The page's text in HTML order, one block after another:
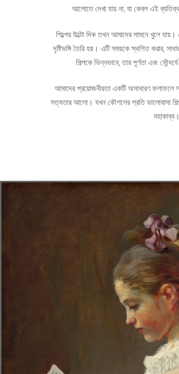
আলোতে দেখা যায় না, যা কেবল এই
শিল্পের উল্টো দিক তখন আমাদের সামনে খুলে
দৃষ্টিভঙ্গি তৈরি হয়। এটি সময়কে স্থগিত করার,
শিল্পকে ভিন্নভাবে, তার পূর্ণতা এবং
আমাদের প্রয়োজনীয়তা একটি অসাধারণ ফলাফলে
সত্যতার আলো। যখন কৌশলের প্রতি ভালোবাসা
মহাকাব্য।